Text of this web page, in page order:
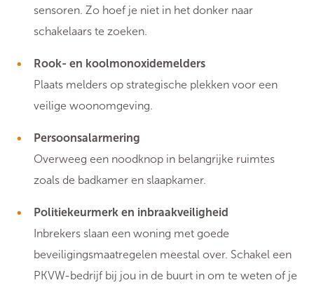
sensoren. Zo hoef je niet in het donker naar
schakelaars te zoeken.
Rook- en koolmonoxidemelders
Plaats melders op strategische plekken voor een
veilige woonomgeving.
Persoonsalarmering
Overweeg een noodknop in belangrijke ruimtes
zoals de badkamer en slaapkamer.
Politiekeurmerk en inbraakveiligheid
Inbrekers slaan een woning met goede
beveiligingsmaatregelen meestal over. Schakel een
PKVW-bedrijf bij jou in de buurt in om te weten of je